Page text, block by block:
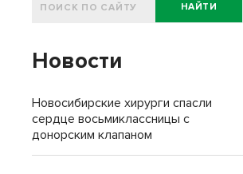
НАЙТИ
Новости
Новосибирские хирурги спасли
сердце восьмиклассницы с
донорским клапаном